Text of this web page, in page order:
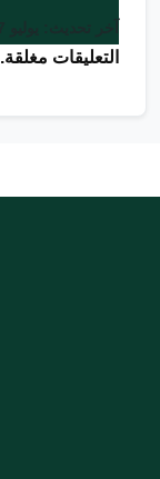
التعليقات مغلقة.